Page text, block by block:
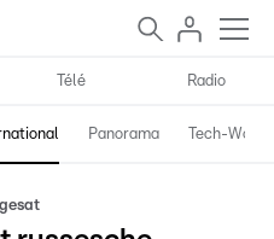
Télé Radio
Panorama Tech-World